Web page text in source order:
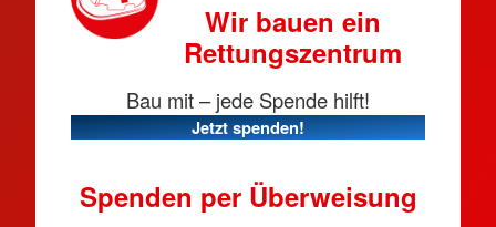
Wir bauen ein
Rettungszentrum
Bau mit – jede Spende hilft!
Jetzt spenden!
Spenden per Überweisung